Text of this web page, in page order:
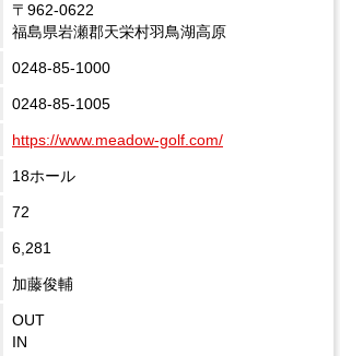
〒962-0622
福島県岩瀬郡天栄村羽鳥湖高原
0248-85-1000
0248-85-1005
https://www.meadow-golf.com/
18ホール
72
6,281
加藤俊輔
OUT
IN